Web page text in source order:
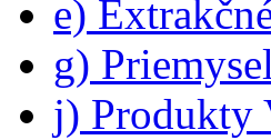
e)
g)
j) Produkty